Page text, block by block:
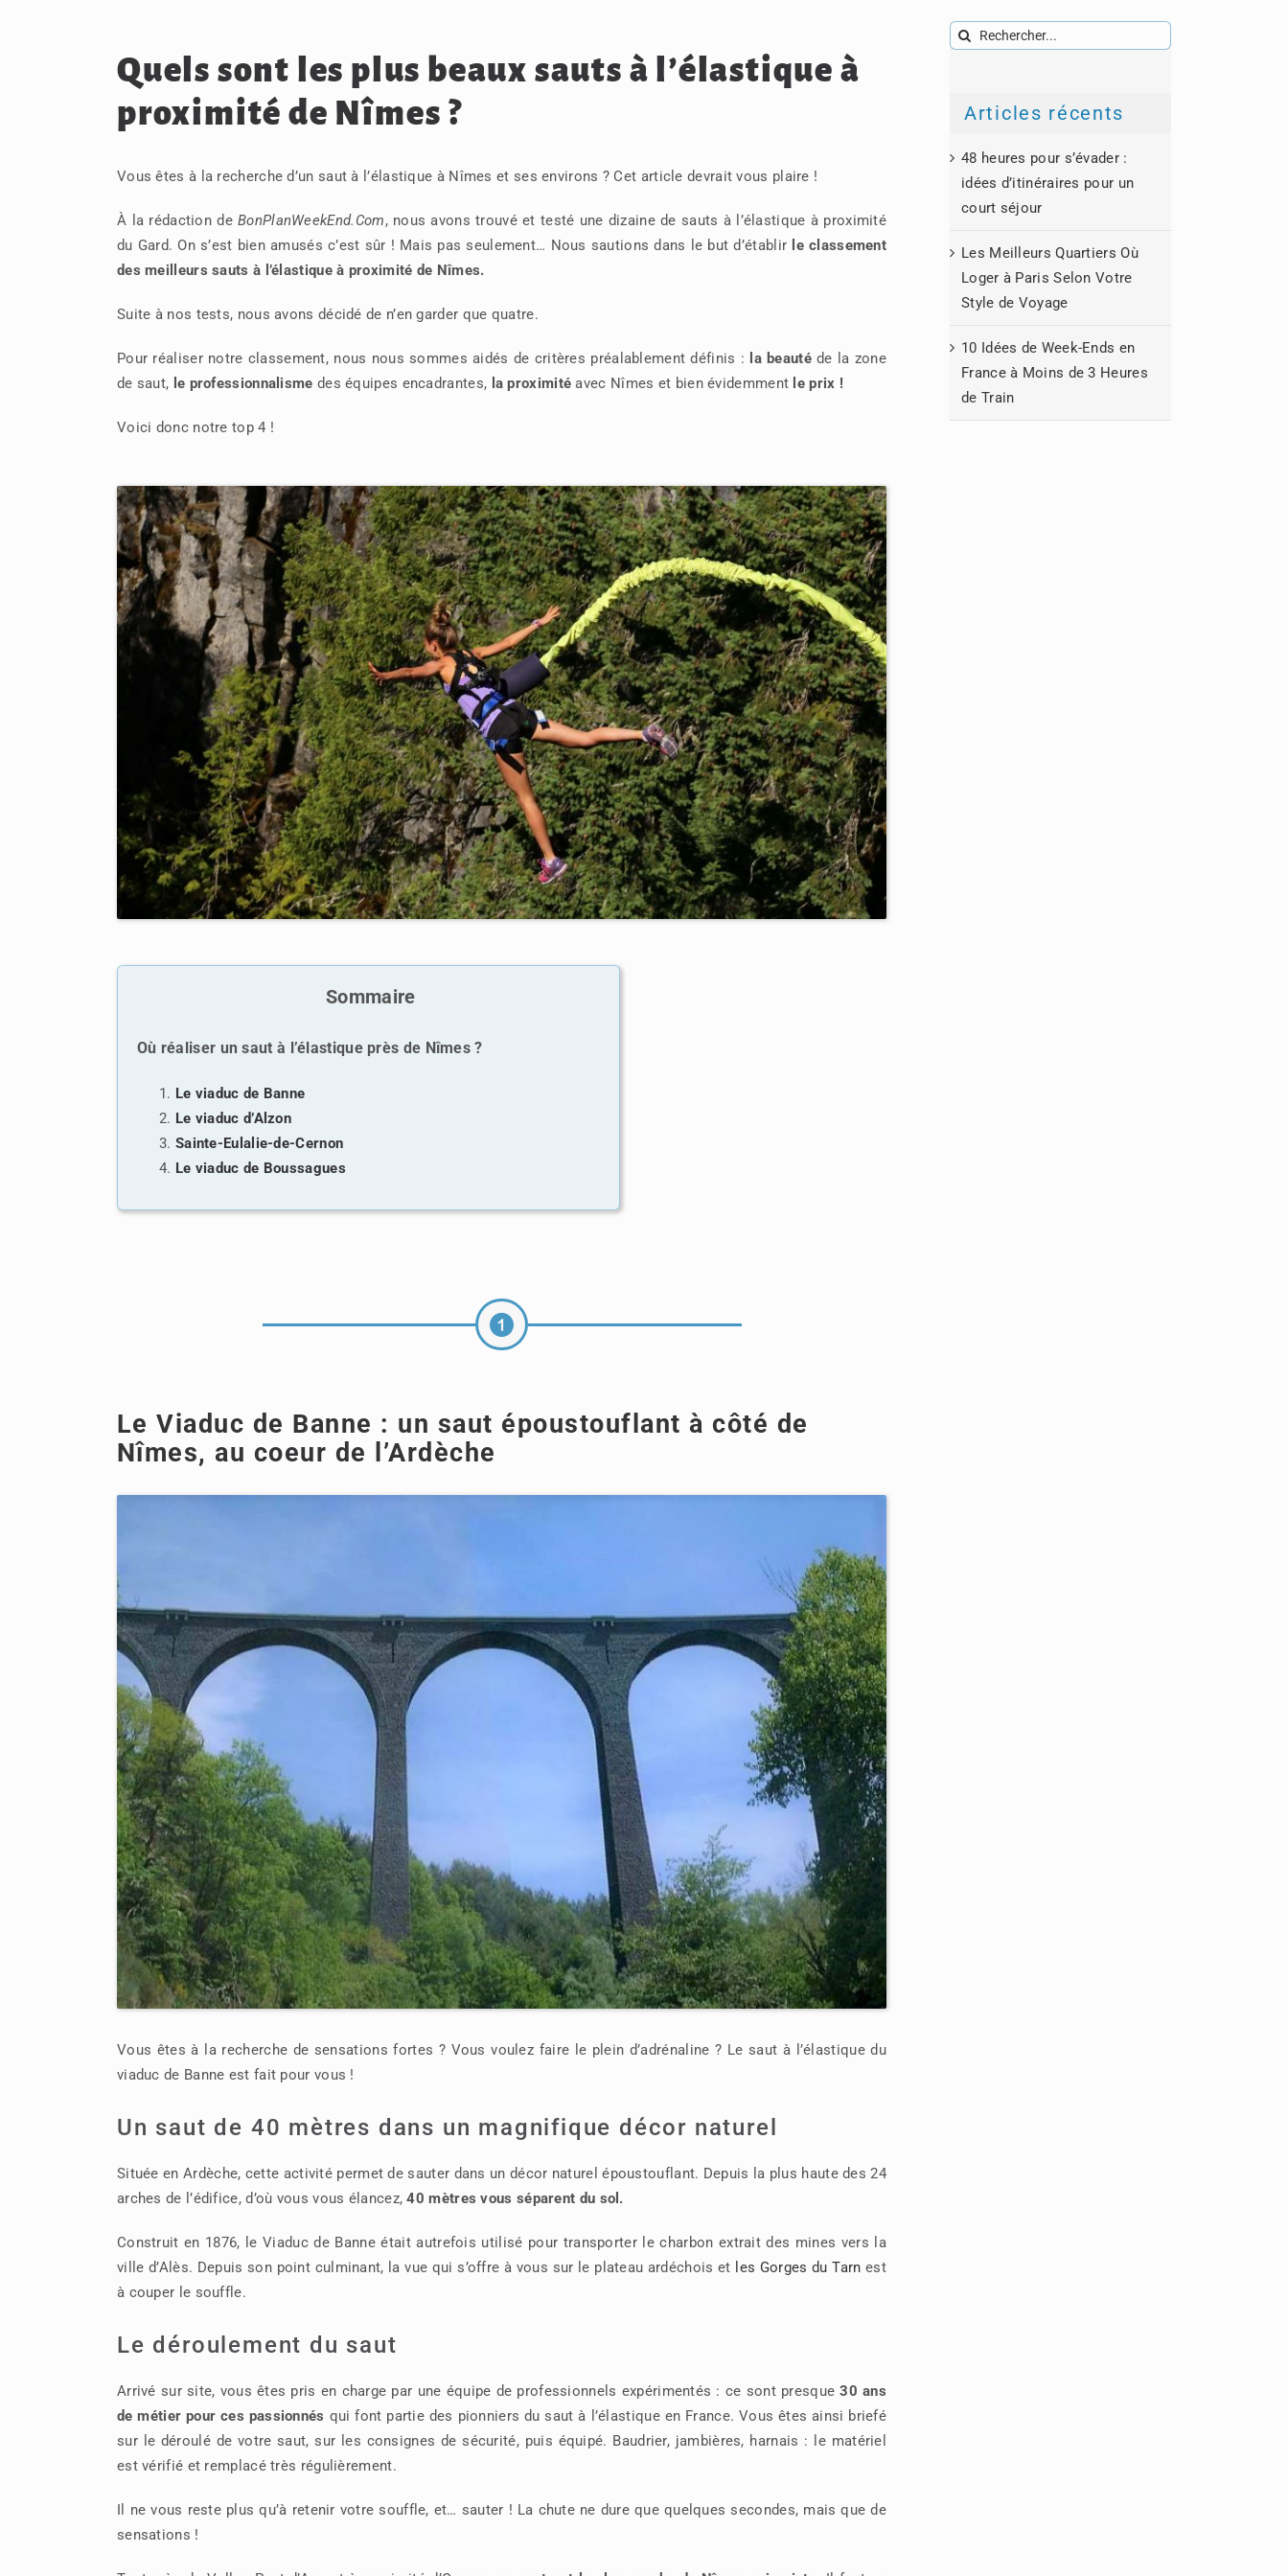
Quels sont les plus beaux sauts à l’élastique à
proximité de Nîmes ?
Vous êtes à la recherche d’un saut à l’élastique à Nîmes et ses environs ? Cet article devrait vous plaire !
À la rédaction deBonPlanWeekEnd.Com, nous avons trouvé et testé une dizaine de sauts à l’élastique à proximité
du Gard. On s’est bien amusés c’est sûr ! Mais pas seulement… Nous sautions dans le but d’établir le classement
des meilleurs sauts à l’élastique à proximité de Nîmes.
Suite à nos tests, nous avons décidé de n’en garder que quatre.
Pour réaliser notre classement, nous nous sommes aidés de critères préalablement définis : la beautéde la zone
de saut, le professionnalisme des équipes encadrantes, la proximité avec Nîmes et bien évidemment le prix !
Voici donc notre top 4 !
Sommaire
Où réaliser un saut à l’élastique près de Nîmes ?
Le viaduc de Banne
Le viaduc d’Alzon
Sainte-Eulalie-de-Cernon
Le viaduc de Boussagues
Le Viaduc de Banne : un saut époustouflant à côté de
Nîmes, au coeur de l’Ardèche
Vous êtes à la recherche de sensations fortes ? Vous voulez faire le plein d’adrénaline ? Le saut à l’élastique du
viaduc de Banne est fait pour vous !
Un saut de 40 mètres dans un magnifique décor naturel
Située en Ardèche, cette activité permet de sauter dans un décor naturel époustouflant. Depuis la plus haute des 24
arches de l’édifice, d’où vous vous élancez,40 mètres vous séparent du sol.
Construit en 1876, le Viaduc de Banne était autrefois utilisé pour transporter le charbon extrait des mines vers la
ville d’Alès. Depuis son point culminant, la vue qui s’offre à vous sur le plateau ardéchois et les Gorges du Tarn est
à couper le souffle.
Le déroulement du saut
Arrivé sur site, vous êtes pris en charge par une équipe de professionnels expérimentés : ce sont presque30 ans
de métier pour ces passionnés qui font partie des pionniers du saut à l’élastique en France. Vous êtes ainsi briefé
sur le déroulé de votre saut, sur les consignes de sécurité, puis équipé. Baudrier, jambières, harnais : le matériel
est vérifié et remplacé très régulièrement.
Il ne vous reste plus qu’à retenir votre souffle, et… sauter ! La chute ne dure que quelques secondes, mais que de
sensations !
Rechercher:
Articles récents
48 heures pour s’évader :
idées d’itinéraires pour un
court séjour
Les Meilleurs Quartiers Où
Loger à Paris Selon Votre
Style de Voyage
10 Idées de Week-Ends en
France à Moins de 3 Heures
de Train